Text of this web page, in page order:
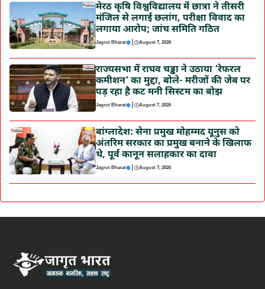
मेरठ कृषि विश्वविद्यालय में छात्रा ने तीसरी
मंजिल से लगाई छलांग, परीक्षा विवाद का
लगाया आरोप; जांच समिति गठित
Jagrut Bharat | August 7, 2026
राज्यसभा में राघव चड्ढा ने उठाया ‘रेफरल
कमीशन’ का मुद्दा, बोले- मरीजों की जेब पर
पड़ रहा है कट मनी सिस्टम का बोझ
Jagrut Bharat | August 7, 2026
बांग्लादेश: सेना प्रमुख मोहम्मद यूनुस को
अंतरिम सरकार का प्रमुख बनाने के खिलाफ
थे, पूर्व कानून सलाहकार का दावा
Jagrut Bharat | August 7, 2026